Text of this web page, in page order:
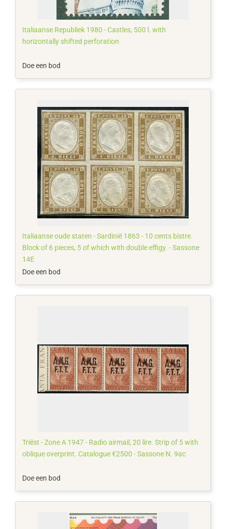
Italiaanse Republiek 1980 - Castles, 500 l. with
horizontally shifted perforation
Doe een bod
Italiaanse oude staten - Sardinië 1863 - 10 cents bistre.
Block of 6 pieces, 5 of which with double effigy. - Sassone
14E
Doe een bod
Triëst - Zone A 1947 - Radio airmail, 20 lire. Strip of 5 with
oblique overprint. Catalogue €2500 - Sassone N. 9ac
Doe een bod